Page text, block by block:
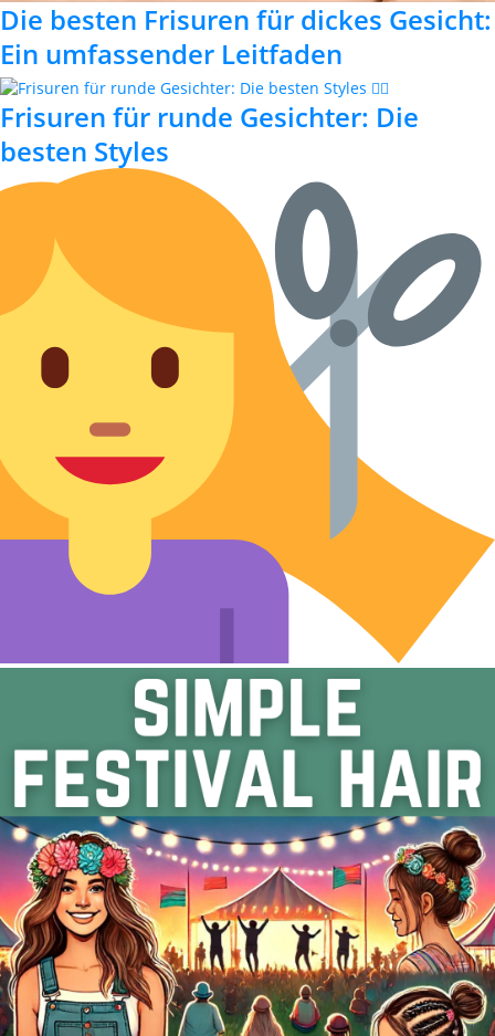
Die besten Frisuren für dickes Gesicht:
Ein umfassender Leitfaden
Frisuren für runde Gesichter: Die
besten Styles